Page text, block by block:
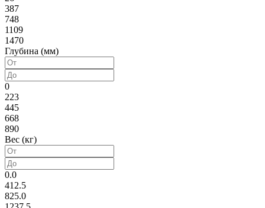
387
748
1109
1470
Глубина (мм)
0
223
445
668
890
Вес (кг)
0.0
412.5
825.0